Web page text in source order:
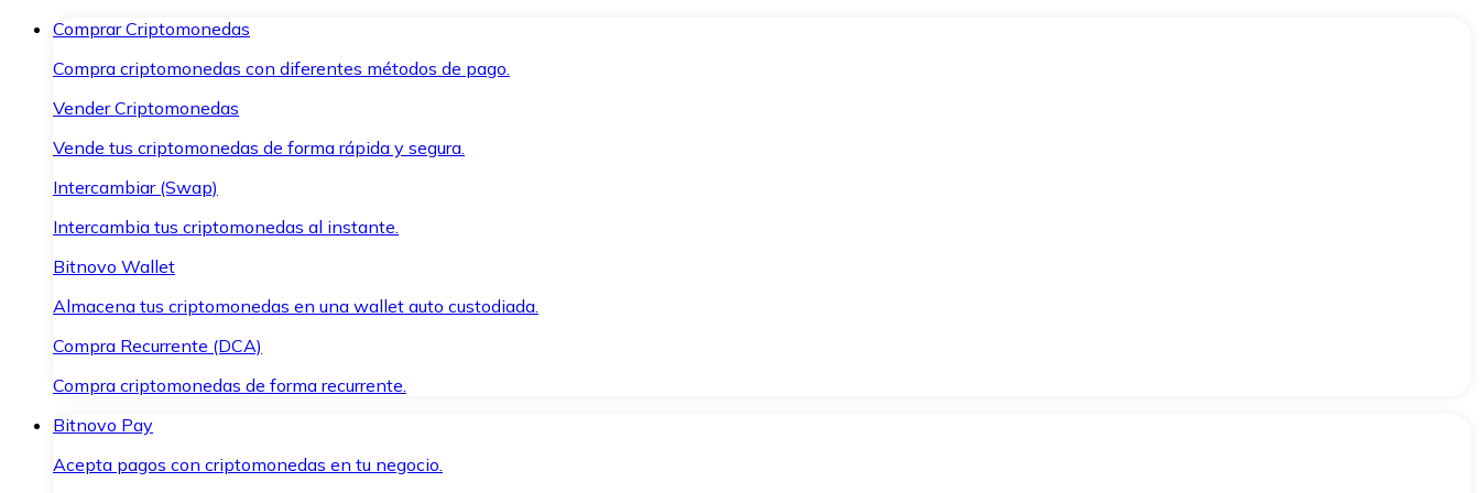
Comprar Criptomonedas
Compra criptomonedas con diferentes métodos de pago.
Vender Criptomonedas
Vende tus criptomonedas de forma rápida y segura.
Intercambiar (Swap)
Intercambia tus criptomonedas al instante.
Bitnovo Wallet
Almacena tus criptomonedas en una wallet auto custodiada.
Compra Recurrente (DCA)
Compra criptomonedas de forma recurrente.
Bitnovo Pay
Acepta pagos con criptomonedas en tu negocio.